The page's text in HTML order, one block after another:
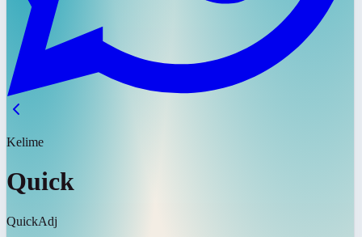
Kelime
Quick
QuickAdj